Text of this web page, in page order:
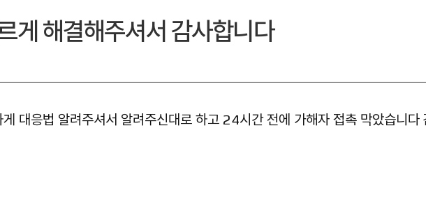
게 해결해주셔서 감사합니다
대응법 알려주셔서 알려주신대로 하고 24시간 전에 가해자 접촉 막았습니다